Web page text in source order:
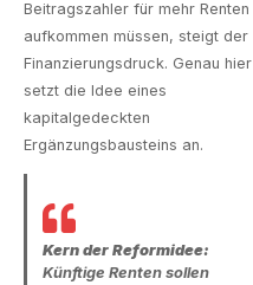
Beitragszahler für mehr Renten
aufkommen müssen, steigt der
Finanzierungsdruck. Genau hier
setzt die Idee eines
kapitalgedeckten
Ergänzungsbausteins an.
Kern der Reformidee:
Künftige Renten sollen